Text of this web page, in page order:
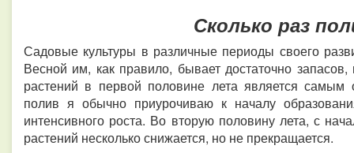
Сколько раз
Садовые культуры в различные периоды своего
Весной им, как правило, бывает достаточно
растений в первой половине лета является
полив я обычно приурочиваю к началу
интенсивного роста. Во вторую половину лета, с
растений несколько снижается, но не прекращается.